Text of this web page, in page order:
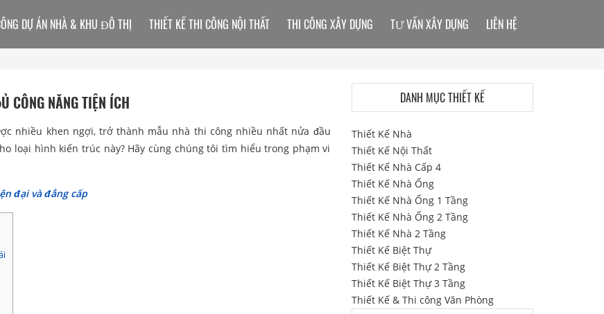
CÔNG NĂNG TIỆN ÍCH
nhiều khen ngợi, trở thành mẫu nhà thi công nhiều nhất nửa đầu
loại hình kiến trúc này? Hãy cùng chúng tôi tìm hiểu trong phạm vi
đại và đẳng cấp
DỰ ÁN NHÀ & KHU ĐÔ THỊ THIẾT KẾ THI CÔNG NỘI THẤT THI CÔNG XÂY DỰNG TƯ VẤN XÂY DỰNG LIÊN HỆ
DANH MỤC THIẾT KẾ
Thiết Kế Nhà
Thiết Kế Nội Thất
Thiết Kế Nhà Cấp 4
Thiết Kế Nhà Ống
Thiết Kế Nhà Ống 1 Tầng
Thiết Kế Nhà Ống 2 Tầng
Thiết Kế Nhà 2 Tầng
Thiết Kế Biệt Thự
Thiết Kế Biệt Thự 2 Tầng
Thiết Kế Biệt Thự 3 Tầng
Thiết Kế & Thi công Văn Phòng